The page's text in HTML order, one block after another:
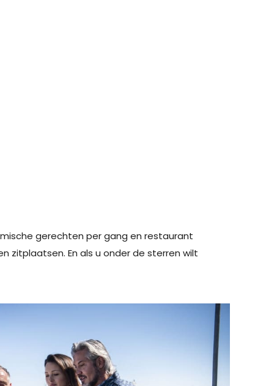
gerechten per gang en restaurant
zitplaatsen. En als u onder de sterren wilt